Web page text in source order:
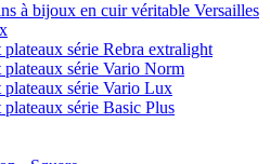
à bijoux en cuir véritable Versailles
plateaux série Rebra extralight
plateaux série Vario Norm
plateaux série Vario Lux
plateaux série Basic Plus